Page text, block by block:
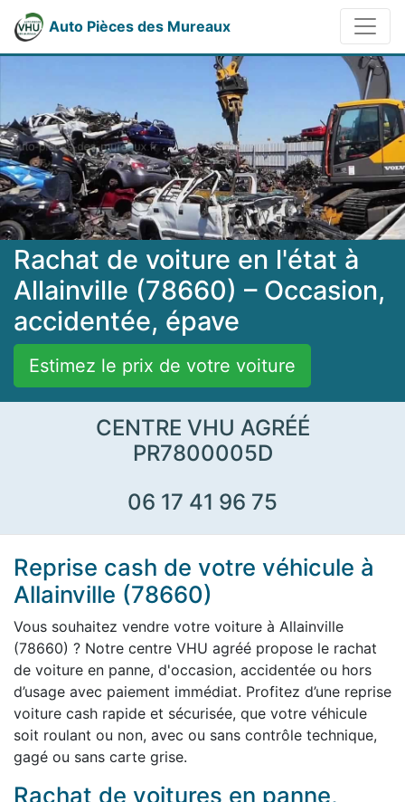
Auto Pièces des Mureaux
Rachat de voiture en l'état à
Allainville (78660) – Occasion,
accidentée, épave
Estimez le prix de votre voiture
CENTRE VHU AGRÉÉ
PR7800005D
06 17 41 96 75
Reprise cash de votre véhicule à
Allainville (78660)
Vous souhaitez vendre votre voiture à Allainville
(78660) ? Notre centre VHU agréé propose le rachat
de voiture en panne, d'occasion, accidentée ou hors
d’usage avec paiement immédiat. Profitez d’une reprise
voiture cash rapide et sécurisée, que votre véhicule
soit roulant ou non, avec ou sans contrôle technique,
gagé ou sans carte grise.
Rachat de voitures en panne,